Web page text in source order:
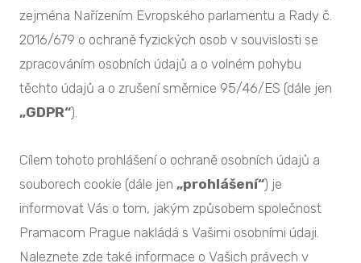
zejména Nařízením Evropského parlamentu a Rady č.
2016/679 o ochraně fyzických osob v souvislosti se
zpracováním osobních údajů a o volném pohybu
těchto údajů a o zrušení směrnice 95/46/ES (dále jen
„GDPR“).
Cílem tohoto prohlášení o ochraně osobních údajů a
souborech cookie (dále jen „prohlášení“) je
informovat Vás o tom, jakým způsobem společnost
Pramacom Prague nakládá s Vašimi osobními údaji.
Naleznete zde také informace o Vašich právech v